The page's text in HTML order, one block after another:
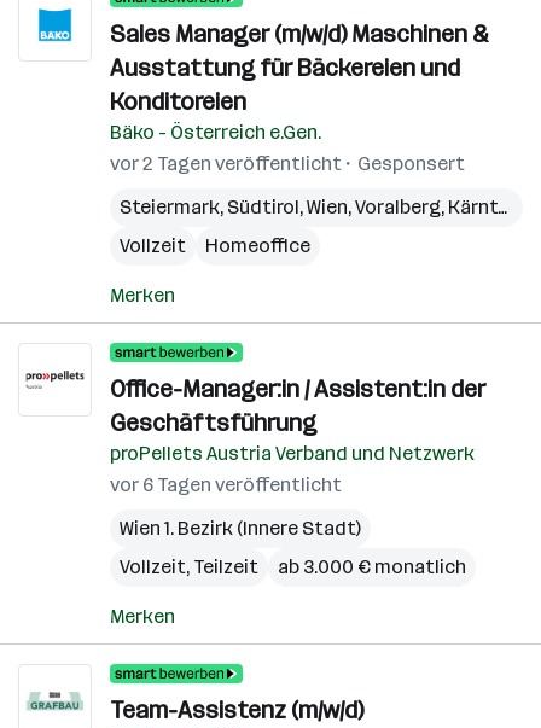
Sales Manager (m/w/d) Maschinen &
Ausstattung für Bäckereien und
Konditoreien
Bäko - Österreich e.Gen.
vor 2 Tagen veröffentlicht
Gesponsert
Steiermark, Südtirol,Wien,Voralberg, Kärnten
Vollzeit
Homeoffice
Merken
Office-Manager:in / Assistent:in der
Geschäftsführung
proPellets Austria Verband und Netzwerk
vor 6 Tagen veröffentlicht
Wien 1. Bezirk (Innere Stadt)
Vollzeit, Teilzeit
ab 3.000 € monatlich
Merken
Team-Assistenz (m/w/d)